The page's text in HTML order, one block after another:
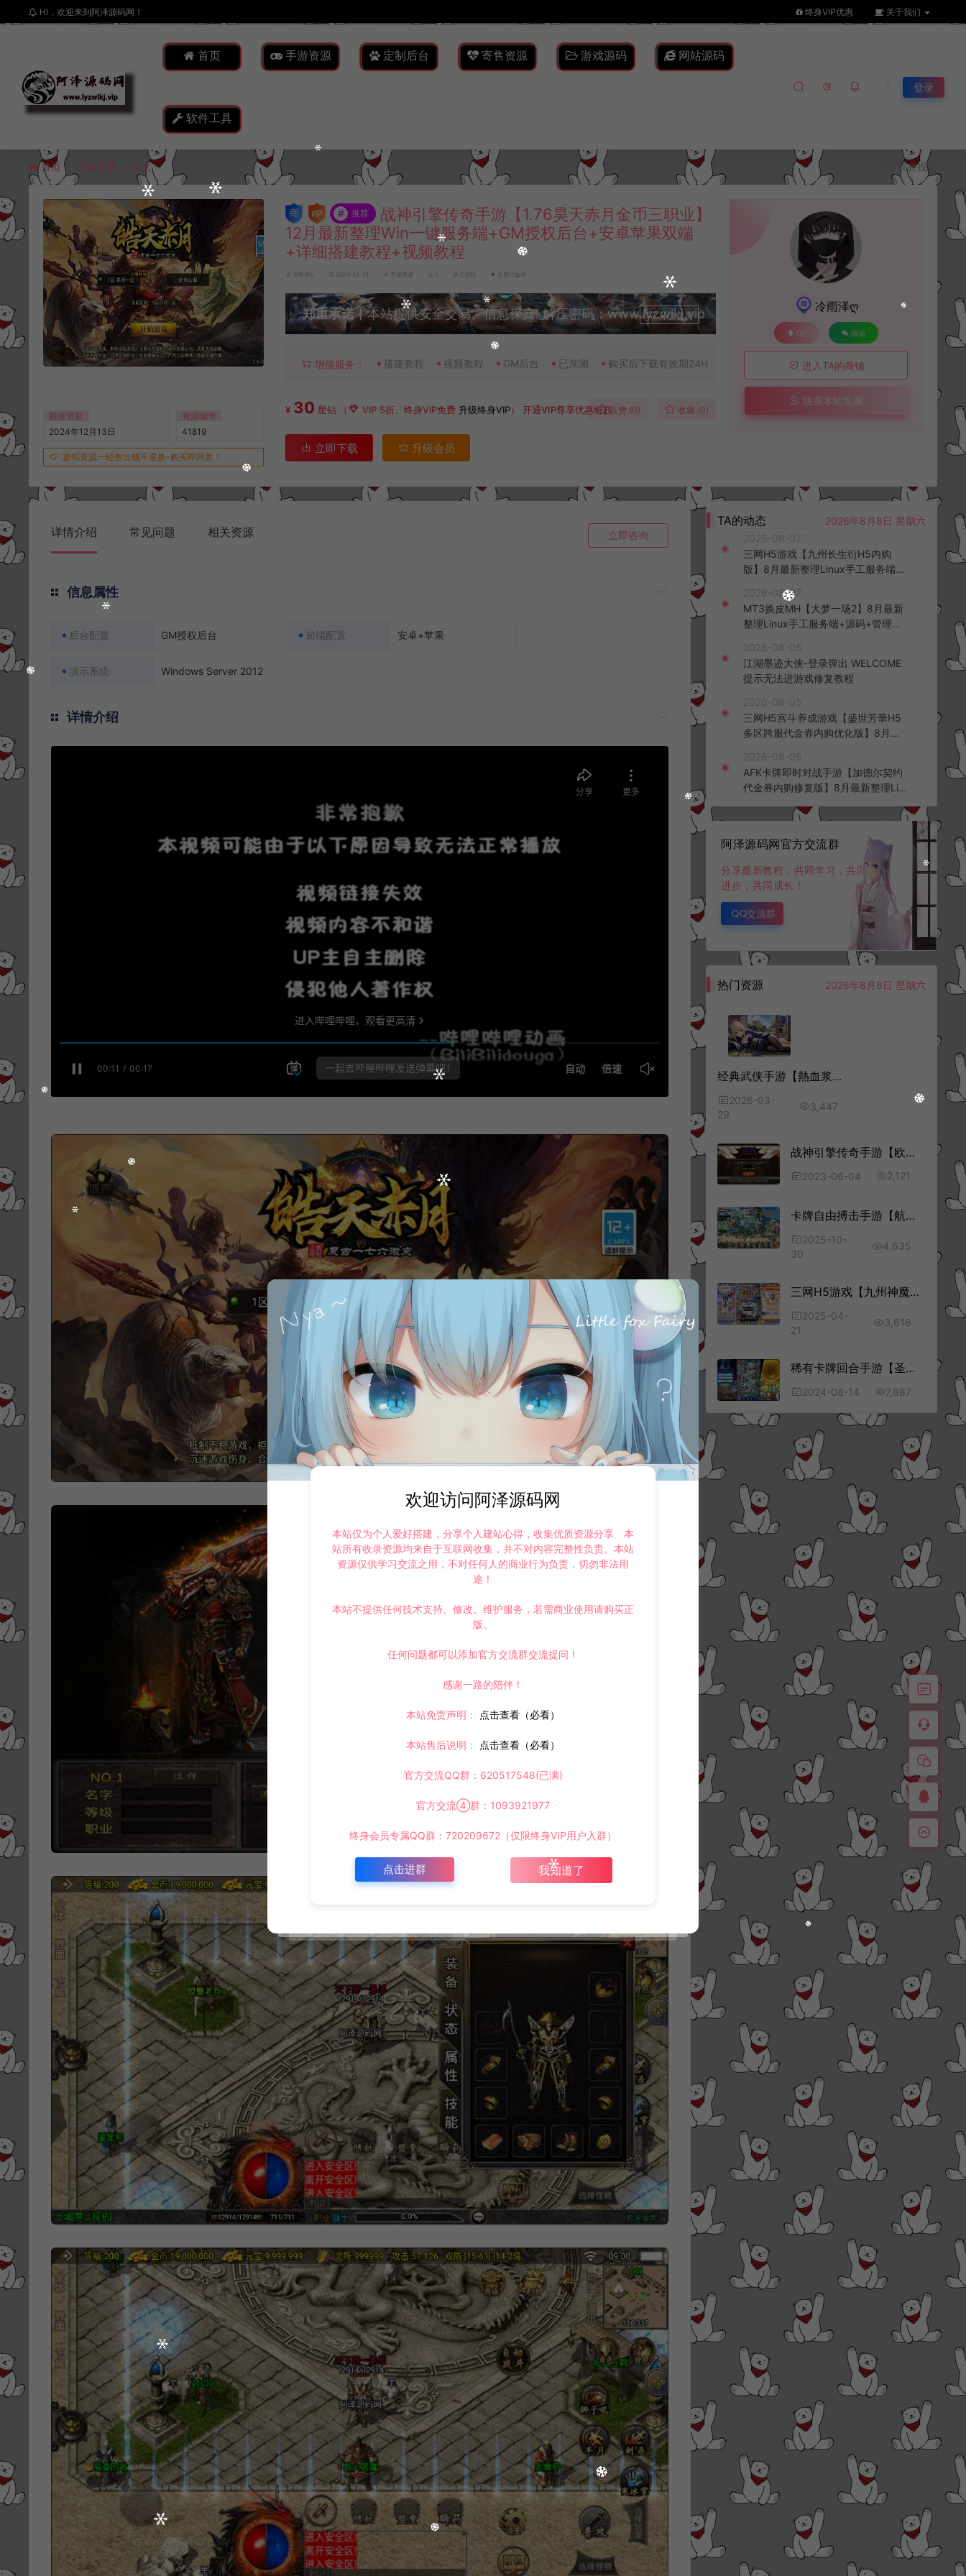
HI，欢迎来到阿泽源码网！ 终身VIP优惠 关于我们
首页 手游资源 定制后台 寄售资源 游戏源码 网站源码
软件工具
登录
首页 手游资源 正文 我要投稿
最近更新
2024年12月13日
资源编号
41819
虚拟资源一经售出概不退换-购买即同意！
# 推荐
战神引擎传奇手游【1.76昊天赤月金币三职业】
12月最新整理Win一键服务端+GM授权后台+安卓苹果双端
+详细搭建教程+视频教程
冷雨泽ღ 2024-12-13 手游资源 0 2,593 百度已收录
郑重承诺丨本站提供安全交易、信息保真! 解压密码：www.lyzwlkj.vip
升级会员
增值服务： 搭建教程 视频教程 GM后台 已亲测 购买后下载有效期24H
¥ 30 星钻 （ VIP 5折、终身VIP免费 升级终身VIP）开通VIP尊享优惠特权点赞 (0) 收藏 (0)
立即下载 升级会员
冷雨泽ღ
QQ 微信
进入TA的商铺
联系本站客服
详情介绍 常见问题 相关资源 立即咨询
信息属性
后台配置 GM授权后台 前端配置 安卓+苹果
演示系统 Windows Server 2012
详情介绍
TA的动态
2026年8月8日 星期六
2026-08-07
三网H5游戏【九州长生衍H5内购
版】8月最新整理Linux手工服务端
客户端+详细搭建教程+视频教程
2026-08-07
MT3换皮MH【大梦一场2】8月最新
整理Linux手工服务端+源码+管理后
频教程
2026-08-05
江湖墨迹大侠-登录弹出 WELCOME
提示无法进游戏修复教程
2026-08-05
三网H5宫斗养成游戏【盛世芳華H5
多区跨服代金券内购优化版】8月最
台+全资源安卓+详细搭建教程+视频
教程
2026-08-05
AFK卡牌即时对战手游【加德尔契约
代金券内购修复版】8月最新整理Lin
K授权后台+安卓苹果双端+详细搭建
阿泽源码网官方交流群
分享最新教程，共同学习，共同
进步，共同成长！
QQ交流群
热门资源 2026年8月8日 星期六
经典武侠手游【熱血浆糊·歸來代金券内购无限制版】3月最新整理Linux手工服务端+邀请码注册+代理后台+CDK授权后台+安卓苹果双端+详细搭建教程+视频教程
2026-03-
29
3,447
战神引擎传奇手游【欧皇复古三职业】6月最新整理Win一键服务端+GM授权后台+安卓苹果双端+详细搭建教程+视频教程
2023-06-04 2,121
卡牌自由搏击手游【航海王·启航6UR代金券内购完整无限制版】10月最新整理Linux手工服务端+全套源码+管理后台+CDK授权后台+安卓苹果双端+详细搭建教程+视频教程
2025-10-
30
4,635
三网H5游戏【九州神魔录仙女管家8999超冠内购版】4月最新整理Linux手工服务端+转表工具+管理后台+GM加币授权后台+简易安卓客户端+详细搭建教程+视频教程
2025-04-
21
3,616
稀有卡牌回合手游【圣魂纷争之幻界之灵平台币内购完整版】6月最新整理Win一键服务端+本地注册验证+解密工具+CDK授权后台+安卓+详细搭建教程+视频教程
2024-08-14 7,887
欢迎访问阿泽源码网
本站仅为个人爱好搭建，分享个人建站心得，收集优质资源分享。本
站所有收录资源均来自于互联网收集，并不对内容完整性负责。本站
资源仅供学习交流之用，不对任何人的商业行为负责，切勿非法用
途！
本站不提供任何技术支持、修改、维护服务，若需商业使用请购买正
版。
任何问题都可以添加官方交流群交流提问！
感谢一路的陪伴！
本站免责声明： 点击查看（必看）
本站售后说明： 点击查看（必看）
官方交流QQ群：620517548(已满)
官方交流④群：1093921977
终身会员专属QQ群：720209672（仅限终身VIP用户入群）
点击进群 我知道了